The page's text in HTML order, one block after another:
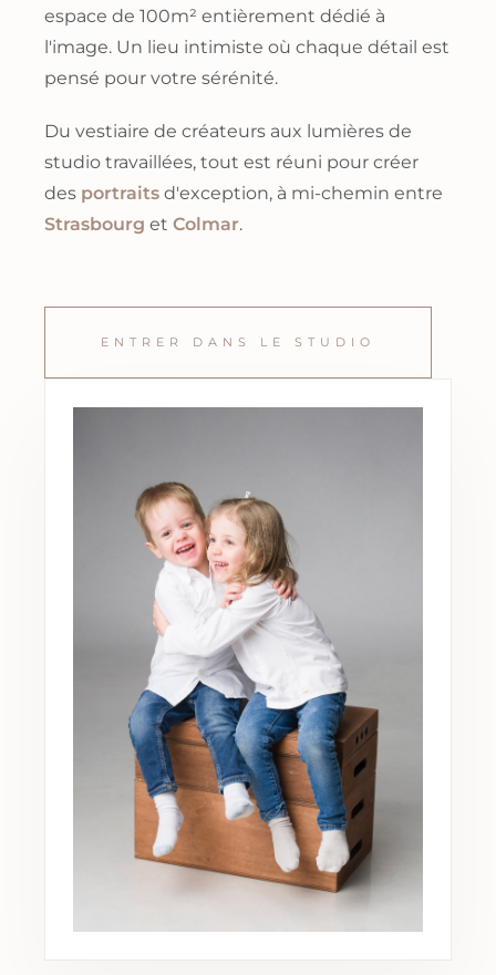
espace de 100m² entièrement dédié à
l'image. Un lieu intimiste où chaque détail est
pensé pour votre sérénité.
Du vestiaire de créateurs aux lumières de
studio travaillées, tout est réuni pour créer
des portraits d'exception, à mi-chemin entre
Strasbourg et Colmar.
ENTRER DANS LE STUDIO